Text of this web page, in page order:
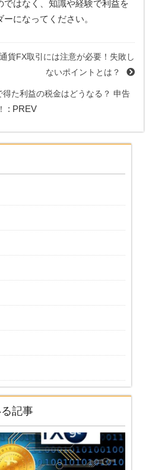
はなく、知識や経験で利益を
になってください。
貨FX取引には注意が必要！失敗し
ないポイントとは？
た利益の税金はどうなる？ 申告
: PREV
記事